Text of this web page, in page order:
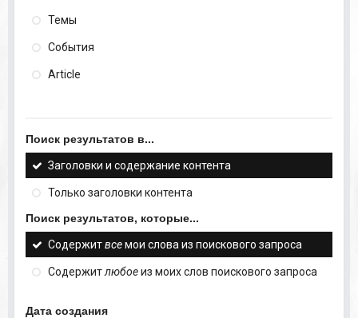
Темы
События
Article
Поиск результатов в...
Заголовки и содержание контента
Только заголовки контента
Поиск результатов, которые...
Содержитвсемои слова из поискового запроса
Содержитлюбоеиз моих слов поискового запроса
Дата создания